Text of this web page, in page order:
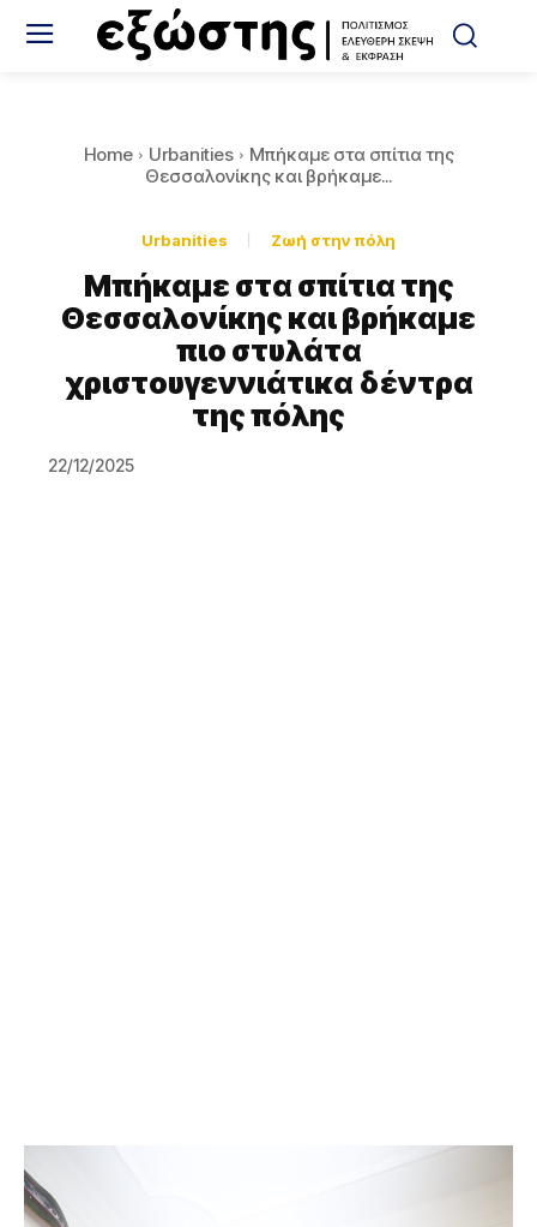
Home Urbanities
Μπήκαμε στα σπίτια της
Θεσσαλονίκης και βρήκαμε...
Urbanities Ζωή στην πόλη
Μπήκαμε στα σπίτια της
Θεσσαλονίκης και βρήκαμε
πιο στυλάτα
χριστουγεννιάτικα δέντρα
της πόλης
22/12/2025